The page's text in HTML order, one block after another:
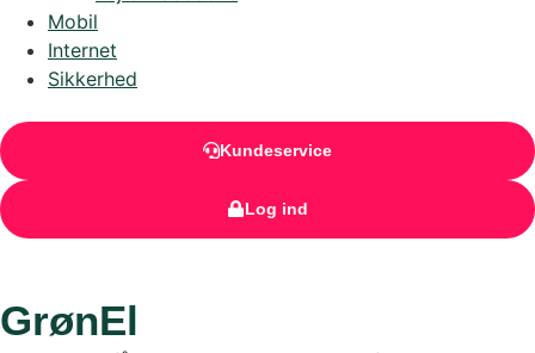
Mobil
Internet
Sikkerhed
Kundeservice
Log ind
GrønEl